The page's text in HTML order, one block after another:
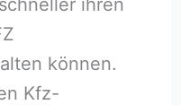
ihren
können.
Kfz-